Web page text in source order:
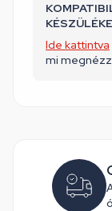
Ide kattintva
mi